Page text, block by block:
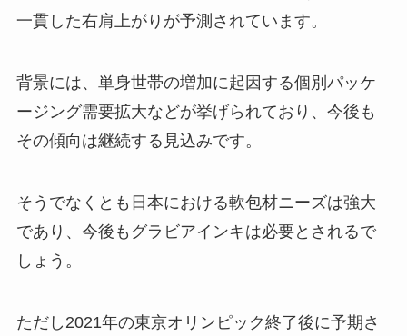
一貫した右肩上がりが予測されています。
背景には、単身世帯の増加に起因する個別パッケ
ージング需要拡大などが挙げられており、今後も
その傾向は継続する見込みです。
そうでなくとも日本における軟包材ニーズは強大
であり、今後もグラビアインキは必要とされるで
しょう。
ただし2021年の東京オリンピック終了後に予期さ